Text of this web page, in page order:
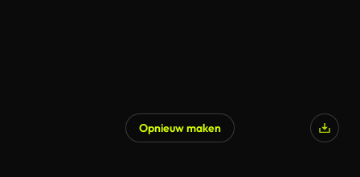
Opnieuw maken